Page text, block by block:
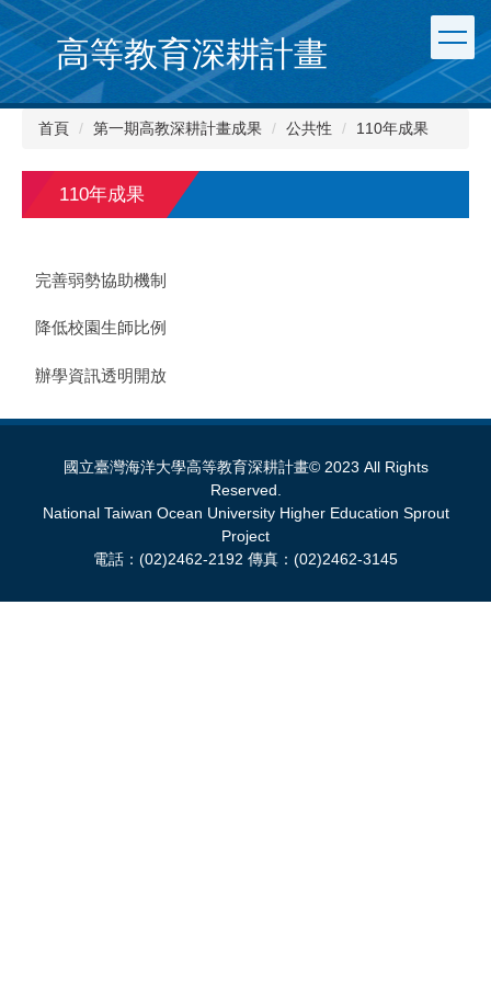
跳
到
主
要
內
高等教育深耕計畫
首頁 第一期高教深耕計畫成果 公共性 110年成果
110年成果
完善弱勢協助機制
降低校園生師比例
辦學資訊透明開放
國立臺灣海洋大學高等教育深耕計畫© 2023 All Rights
Reserved.
National Taiwan Ocean University Higher Education Sprout
Project
電話：(02)2462-2192 傳真：(02)2462-3145